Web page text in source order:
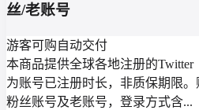
丝/老账号
游客可购自动交付
本商品提供全球各地注册的
为账号已注册时长，非质保期限
粉丝账号及老账号，登录方式含...